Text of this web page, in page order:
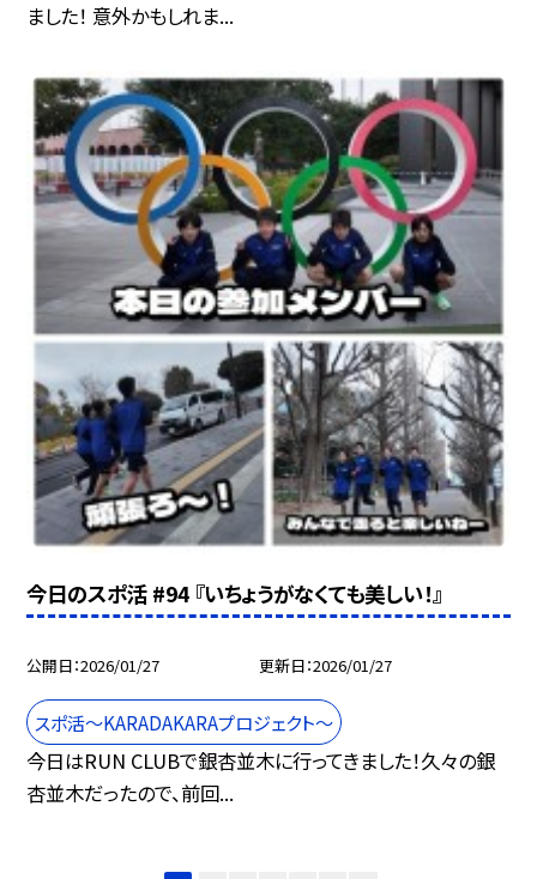
ました！ 意外かもしれま...
今日のスポ活 #94 『いちょうがなくても美しい！』
公開日 2026/01/27 更新日 2026/01/27
スポ活～KARADAKARAプロジェクト～
今日はRUN CLUBで銀杏並木に行ってきました！久々の銀
杏並木だったので、前回...